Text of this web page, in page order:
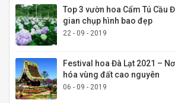
Top 3 vườn hoa Cẩm Tú Cầu
gian chụp hình bao đẹp
22 - 09 - 2019
Festival hoa Đà Lạt 2021 –
hóa vùng đất cao nguyên
06 - 09 - 2019